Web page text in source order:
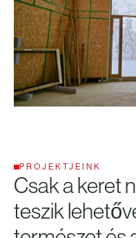
PROJEKTJEINK
Csak a keret
teszik